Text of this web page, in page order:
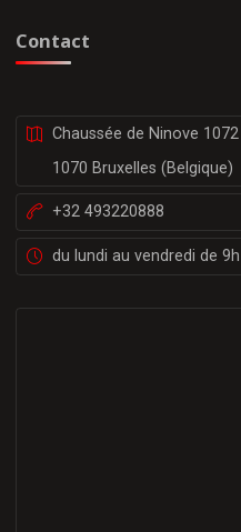
Contact
Chaussée de Ninove 1072
1070 Bruxelles (Belgique)
+32 493220888
du lundi au vendredi de